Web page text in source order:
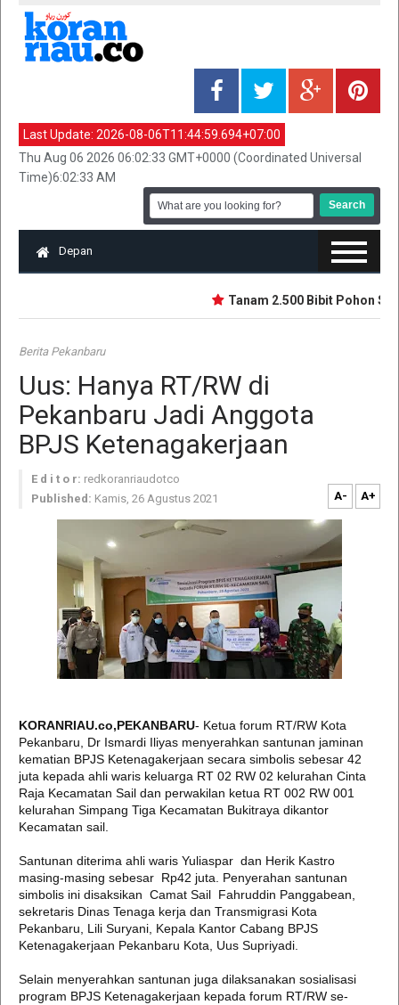
Last Update: 2026-08-06T11:44:59.694+07:00
Thu Aug 06 2026 06:02:33 GMT+0000 (Coordinated Universal
Time)6:02:33 AM
Depan
Tanam 2.500 Bibit Pohon
Berita Pekanbaru
Uus: Hanya RT/RW di
Pekanbaru Jadi Anggota
BPJS Ketenagakerjaan
E d i t o r: redkoranriaudotco
Published: Kamis, 26 Agustus 2021 A- A+
KORANRIAU.co,PEKANBARU- Ketua forum RT/RW Kota
Pekanbaru, Dr Ismardi Iliyas menyerahkan santunan jaminan
kematian BPJS Ketenagakerjaan secara simbolis sebesar 42
juta kepada ahli waris keluarga RT 02 RW 02 kelurahan Cinta
Raja Kecamatan Sail dan perwakilan ketua RT 002 RW 001
kelurahan Simpang Tiga Kecamatan Bukitraya dikantor
Kecamatan sail.
Santunan diterima ahli waris Yuliaspar dan Herik Kastro
masing-masing sebesar Rp42 juta. Penyerahan santunan
simbolis ini disaksikan Camat Sail Fahruddin Panggabean,
sekretaris Dinas Tenaga kerja dan Transmigrasi Kota
Pekanbaru, Lili Suryani, Kepala Kantor Cabang BPJS
Ketenagakerjaan Pekanbaru Kota, Uus Supriyadi.
Selain menyerahkan santunan juga dilaksanakan sosialisasi
program BPJS Ketenagakerjaan kepada forum RT/RW se-